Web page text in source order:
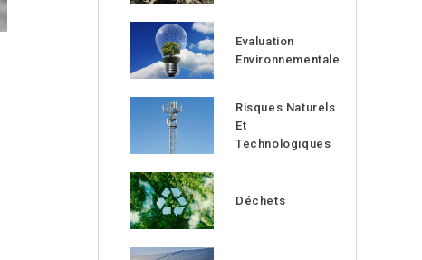
Evaluation
Environnementale
Risques Naturels
Et
Technologiques
Déchets